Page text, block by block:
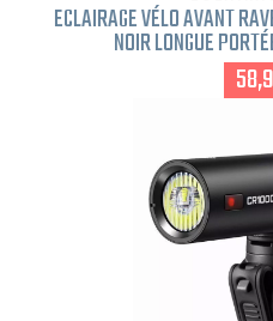
ECLAIRAGE VÉLO AVANT
NOIR LONGUE